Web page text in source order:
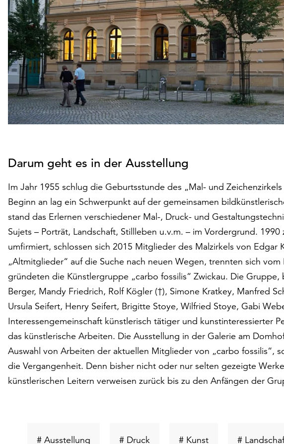
Darum geht es in der Ausstellung
Im Jahr 1955 schlug die Geburtsstunde des „Mal- und
Beginn an lag ein Schwerpunkt auf der gemeinsamen
stand das Erlernen verschiedener Mal-, Druck- und
Sujets – Porträt, Landschaft, Stillleben u.v.m. – im Vordergrund. 1990
umfirmiert, schlossen sich 2015 Mitglieder des Malzirkels von Edgar
„Altmitglieder“ auf die Suche nach neuen Wegen, trennten sich vom
gründeten die Künstlergruppe „carbo fossilis“ Zwickau. Die Gruppe,
Berger, Mandy Friedrich, Rolf Kögler (†), Simone Kratkey, Manfred
Ursula Seifert, Henry Seifert, Brigitte Stoye, Wilfried Stoye, Gabi
Interessengemeinschaft künstlerisch tätiger und kunstinteressierter
das künstlerische Arbeiten. Die Ausstellung in der Galerie am
Auswahl von Arbeiten der aktuellen Mitglieder von „carbo fossilis“,
die Vergangenheit. Denn bisher nicht oder nur selten gezeigte
künstlerischen Leitern verweisen zurück bis zu den Anfängen der
# Ausstellung Schlüsselwort
# Druck Schlüsselwort
# KunstSchlüsselwort
#